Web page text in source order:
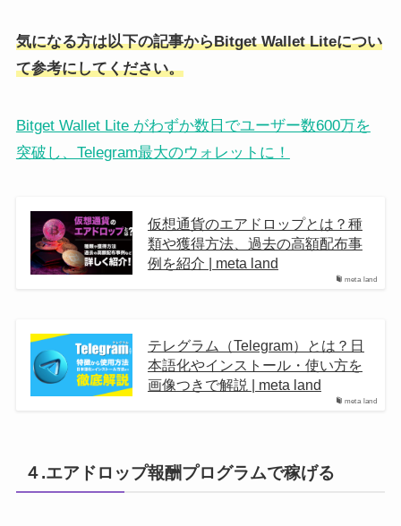
気になる方は以下の記事からBitget Wallet Liteについ
て参考にしてください。
Bitget Wallet Lite がわずか数日でユーザー数600万を
突破し、Telegram最大のウォレットに！
meta land
仮想通貨のエアドロップとは？種
類や獲得方法、過去の高額配布事
例を紹介 | meta land
meta land
テレグラム（Telegram）とは？日
本語化やインストール・使い方を
画像つきで解説 | meta land
４.エアドロップ報酬プログラムで稼げる